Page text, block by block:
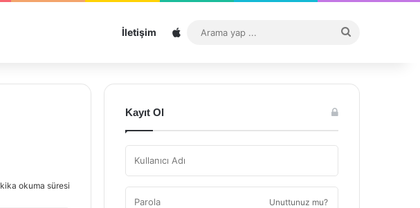
İletişim Sitemap
...
okuma süresi
Kayıt Ol
Unuttunuz mu?